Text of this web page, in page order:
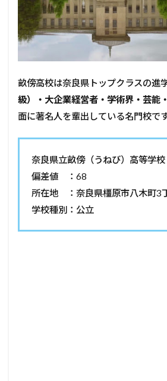
畝傍高校は奈良県トップクラスの進
級）・大企業経営者・学術界・芸能
面に著名人を輩出している名門校です
奈良県立畝傍（うねび）高等学校
偏差値 ：68
所在地 ：奈良県橿原市八木町3
学校種別：公立